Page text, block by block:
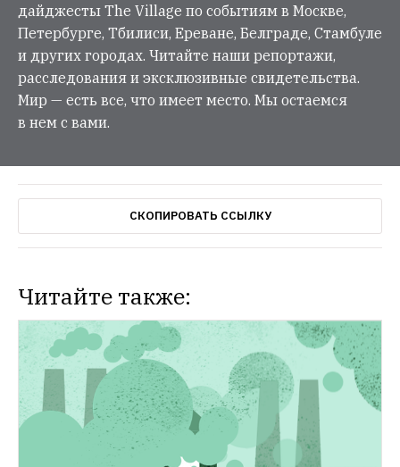
дайджесты The Village по событиям в Москве,
Петербурге, Тбилиси, Ереване, Белграде, Стамбуле
и других городах. Читайте наши репортажи,
расследования и эксклюзивные свидетельства.
Мир — есть все, что имеет место. Мы остаемся
в нем с вами.
СКОПИРОВАТЬ ССЫЛКУ
Читайте также: